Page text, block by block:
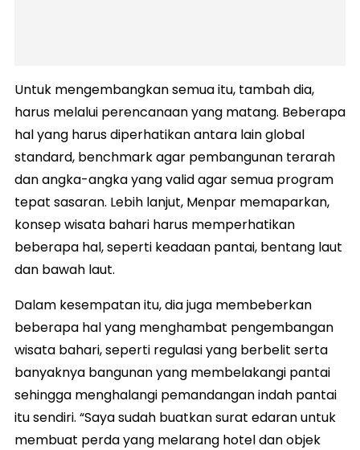
Untuk mengembangkan semua itu, tambah dia,
harus melalui perencanaan yang matang. Beberapa
hal yang harus diperhatikan antara lain global
standard, benchmark agar pembangunan terarah
dan angka-angka yang valid agar semua program
tepat sasaran. Lebih lanjut, Menpar memaparkan,
konsep wisata bahari harus memperhatikan
beberapa hal, seperti keadaan pantai, bentang laut
dan bawah laut.
Dalam kesempatan itu, dia juga membeberkan
beberapa hal yang menghambat pengembangan
wisata bahari, seperti regulasi yang berbelit serta
banyaknya bangunan yang membelakangi pantai
sehingga menghalangi pemandangan indah pantai
itu sendiri. “Saya sudah buatkan surat edaran untuk
membuat perda yang melarang hotel dan objek